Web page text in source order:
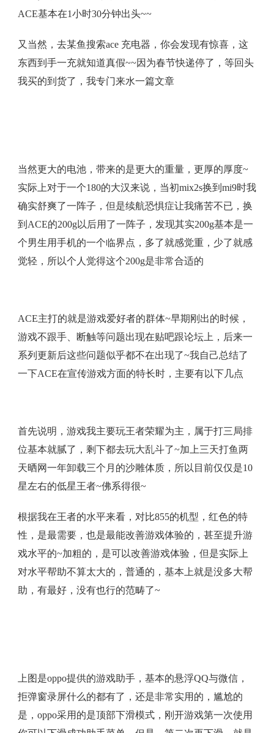
ACE基本在1小时30分钟出头~~
又当然，去某鱼搜索ace 充电器，你会发现有惊喜，这
东西到手一充就知道真假~~因为春节快递停了，等回头
我买的到货了，我专门来水一篇文章
当然更大的电池，带来的是更大的重量，更厚的厚度~
实际上对于一个180的大汉来说，当初mix2s换到mi9时我
确实舒爽了一阵子，但是续航恐惧症让我痛苦不已，换
到ACE的200g以后用了一阵子，发现其实200g基本是一
个男生用手机的一个临界点，多了就感觉重，少了就感
觉轻，所以个人觉得这个200g是非常合适的
ACE主打的就是游戏爱好者的群体~早期刚出的时候，
游戏不跟手、断触等问题出现在贴吧跟论坛上，后来一
系列更新后这些问题似乎都不在出现了~我自己总结了
一下ACE在宣传游戏方面的特长时，主要有以下几点
首先说明，游戏我主要玩王者荣耀为主，属于打三局排
位基本就腻了，剩下都去玩大乱斗了~加上三天打鱼两
天晒网一年卸载三个月的沙雕体质，所以目前仅仅是10
星左右的低星王者~佛系得很~
根据我在王者的水平来看，对比855的机型，红色的特
性，是最需要，也是最能改善游戏体验的，甚至提升游
戏水平的~加粗的，是可以改善游戏体验，但是实际上
对水平帮助不算太大的，普通的，基本上就是没多大帮
助，有最好，没有也行的范畴了~
上图是oppo提供的游戏助手，基本的悬浮QQ与微信，
拒弹窗录屏什么的都有了，还是非常实用的，尴尬的
是，oppo采用的是顶部下滑模式，刚开游戏第一次使用